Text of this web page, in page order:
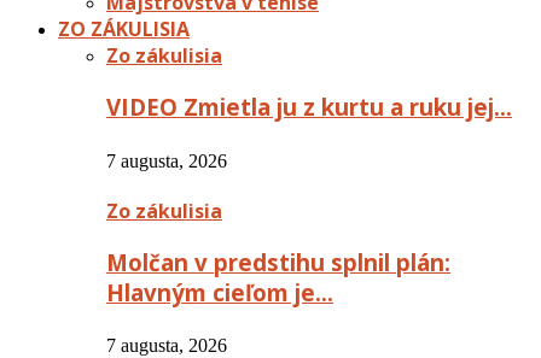
ZO ZÁKULISIA
Zo zákulisia
VIDEO Zmietla ju z kurtu a ruku jej…
7 augusta, 2026
Zo zákulisia
Molčan v predstihu splnil plán:
Hlavným cieľom je…
7 augusta, 2026